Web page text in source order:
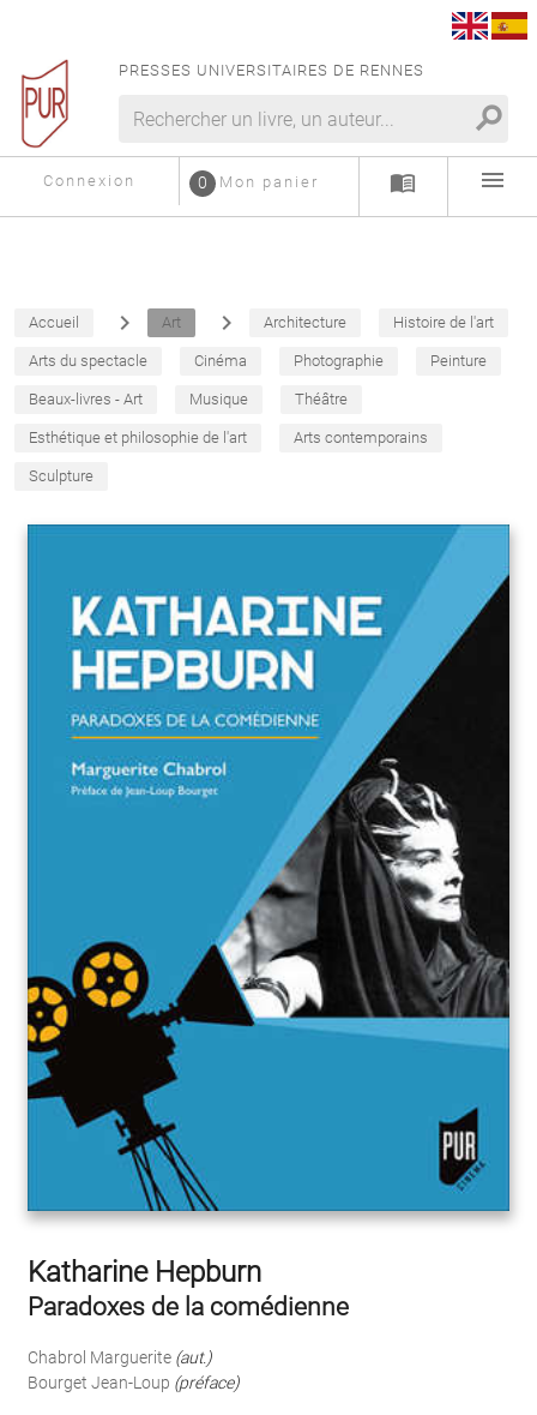
PRESSES UNIVERSITAIRES DE RENNES
search
Connexion Mon panier
0 menu_book menu
Accueil navigate_next Art navigate_next Architecture Histoire de l'art
Arts du spectacle Cinéma Photographie Peinture
Beaux-livres - Art Musique Théâtre
Esthétique et philosophie de l'art Arts contemporains
Sculpture
Katharine Hepburn
Paradoxes de la comédienne
Chabrol Marguerite (aut.)
Bourget Jean-Loup (préface)